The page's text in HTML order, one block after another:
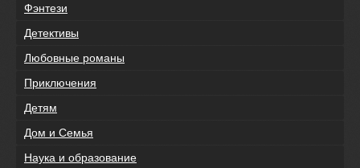
Фэнтези
Детективы
Любовные романы
Приключения
Детям
Дом и Семья
Наука и образование